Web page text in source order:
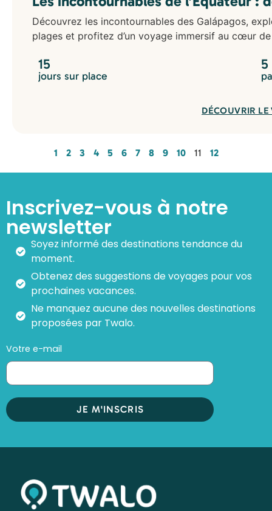
Découvrez les incontournables des Galápagos,
plages et profitez d’un voyage immersif au cœur
15
jours sur place
DÉCOUVRIR LE
1 2 3 4 5 6 7 8 9 10 11 12
Inscrivez-vous à notre
newsletter
Soyez informé des destinations tendance du
moment.
Obtenez des suggestions de voyages pour vos
prochaines vacances.
Ne manquez aucune des nouvelles destinations
proposées par Twalo.
Votre e-mail
JE M'INSCRIS